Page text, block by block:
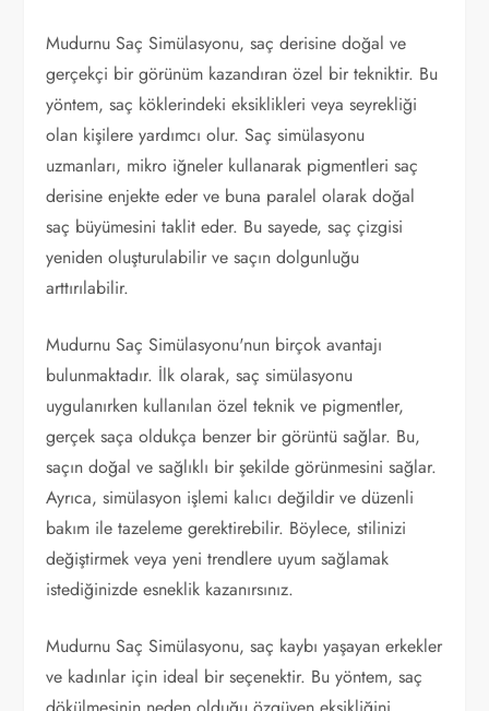
Mudurnu Saç Simülasyonu, saç derisine doğal ve
gerçekçi bir görünüm kazandıran özel bir tekniktir. Bu
yöntem, saç köklerindeki eksiklikleri veya seyrekliği
olan kişilere yardımcı olur. Saç simülasyonu
uzmanları, mikro iğneler kullanarak pigmentleri saç
derisine enjekte eder ve buna paralel olarak doğal
saç büyümesini taklit eder. Bu sayede, saç çizgisi
yeniden oluşturulabilir ve saçın dolgunluğu
arttırılabilir.
Mudurnu Saç Simülasyonu'nun birçok avantajı
bulunmaktadır. İlk olarak, saç simülasyonu
uygulanırken kullanılan özel teknik ve pigmentler,
gerçek saça oldukça benzer bir görüntü sağlar. Bu,
saçın doğal ve sağlıklı bir şekilde görünmesini sağlar.
Ayrıca, simülasyon işlemi kalıcı değildir ve düzenli
bakım ile tazeleme gerektirebilir. Böylece, stilinizi
değiştirmek veya yeni trendlere uyum sağlamak
istediğinizde esneklik kazanırsınız.
Mudurnu Saç Simülasyonu, saç kaybı yaşayan erkekler
ve kadınlar için ideal bir seçenektir. Bu yöntem, saç